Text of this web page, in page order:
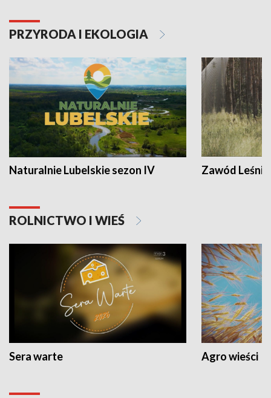
PRZYRODA I EKOLOGIA
Naturalnie Lubelskie sezon IV Zawód Leśnik
ROLNICTWO I WIEŚ
Sera warte Agro wieści